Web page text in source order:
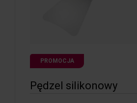
PROMOCJA
Pędzel silikonowy